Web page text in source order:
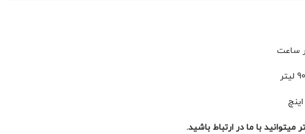
با ما در ارتباط باشید.